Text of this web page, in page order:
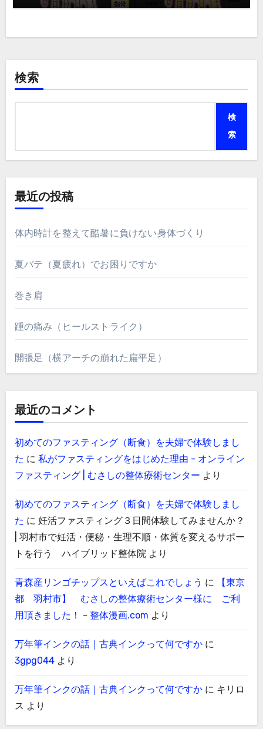
検索
検
索
最近の投稿
体内時計を整えて酷暑に負けない身体づくり
夏バテ（夏疲れ）でお困りですか
巻き肩
踵の痛み（ヒールストライク）
開張足（横アーチの崩れた扁平足）
最近のコメント
初めてのファスティング（断食）を夫婦で体験しまし
た に 私がファスティングをはじめた理由 - オンライン
ファスティング | むさしの整体療術センター より
初めてのファスティング（断食）を夫婦で体験しまし
た に 妊活ファスティング３日間体験してみませんか？
| 羽村市で妊活・便秘・生理不順・体質を変えるサポー
トを行う ハイブリッド整体院より
青森産リンゴチップスといえばこれでしょう に
【東京
都 羽村市】 むさしの整体療術センター様に ご利
用頂きました！ - 整体漫画.com より
万年筆インクの話｜古典インクって何ですかに
3gpg044より
万年筆インクの話｜古典インクって何ですかに キリロ
ス より